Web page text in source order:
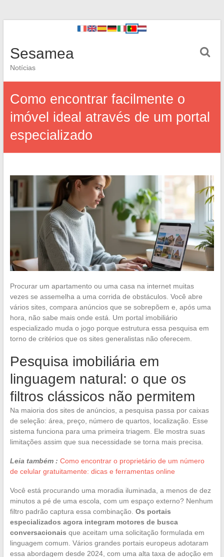
Sesamea
Notícias
Como encontrar facilmente o
imóvel ideal através de um portal
especializado
Procurar um apartamento ou uma casa na internet muitas
vezes se assemelha a uma corrida de obstáculos. Você abre
vários sites, compara anúncios que se sobrepõem e, após uma
hora, não sabe mais onde está. Um portal imobiliário
especializado muda o jogo porque estrutura essa pesquisa em
torno de critérios que os sites generalistas não oferecem.
Pesquisa imobiliária em
linguagem natural: o que os
filtros clássicos não permitem
Na maioria dos sites de anúncios, a pesquisa passa por caixas
de seleção: área, preço, número de quartos, localização. Esse
sistema funciona para uma primeira triagem. Ele mostra suas
limitações assim que sua necessidade se torna mais precisa.
Leia também : Como encontrar o proprietário de um número
de celular gratuitamente: dicas e ferramentas online
Você está procurando uma moradia iluminada, a menos de dez
minutos a pé de uma escola, com um espaço externo? Nenhum
filtro padrão captura essa combinação. Os portais
especializados agora integram motores de busca
conversacionais que aceitam uma solicitação formulada em
linguagem comum. Vários grandes portais europeus adotaram
essa abordagem desde 2024, com uma alta taxa de adoção em